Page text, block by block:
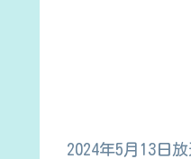
2024年5月13日